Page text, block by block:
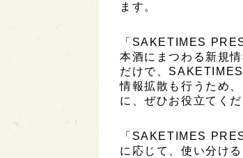
ます。
「SAKETIMES
本酒にまつわる新規
だけで、
情報拡散も行うため
に、ぜひお役立てくだ
「SAKETIMES
に応じて、使い分け